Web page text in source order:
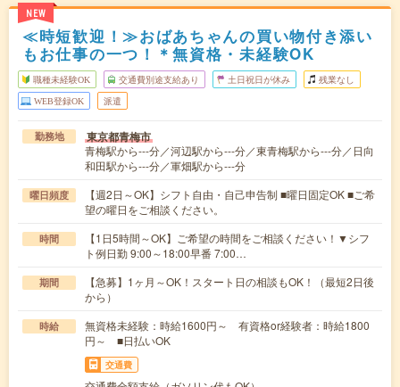
NEW
≪時短歓迎！≫おばあちゃんの買い物付き添い
もお仕事の一つ！＊無資格・未経験OK
職種未経験OK 交通費別途支給あり 土日祝日が休み 残業なし
WEB登録OK 派遣
勤務地 東京都青梅市
青梅駅から---分／河辺駅から---分／東青梅駅から---分／日向
和田駅から---分／軍畑駅から---分
曜日頻度
【週2日～OK】シフト自由・自己申告制 ■曜日固定OK ■ご希
望の曜日をご相談ください。
時間
【1日5時間～OK】ご希望の時間をご相談ください！▼シフ
ト例日勤 9:00～18:00早番 7:00…
期間
【急募】1ヶ月～OK！スタート日の相談もOK！（最短2日後
から）
時給
無資格未経験：時給1600円～ 有資格or経験者：時給1800
円～ ■日払いOK
交通費